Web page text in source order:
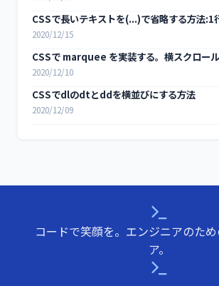
CSSで長いテキストを(...)で省略する方法:1
2020/12/15
CSSで marquee を実装する。横スクロー
2020/12/10
CSSでdlのdtとddを横並びにする方法
2020/12/09
コードで笑顔を。エンジニアのた
ア。